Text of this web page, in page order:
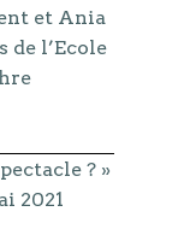
et Ania
de l’Ecole
? »
2021